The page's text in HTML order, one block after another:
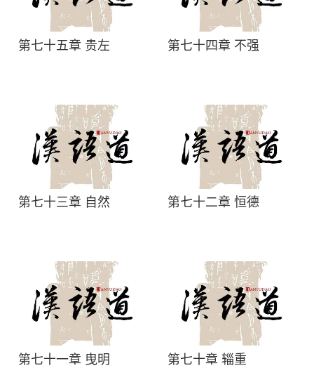
第七十五章 贵左 第七十四章 不强
第七十三章 自然 第七十二章 恒德
第七十一章 曳明 第七十章 辎重